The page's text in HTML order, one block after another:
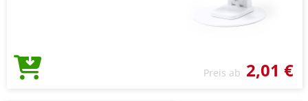
Preis ab 2,01 €